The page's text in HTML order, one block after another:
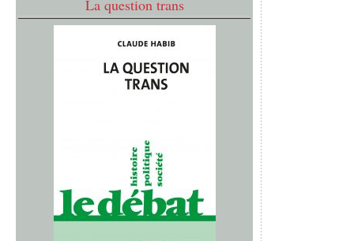
La question trans